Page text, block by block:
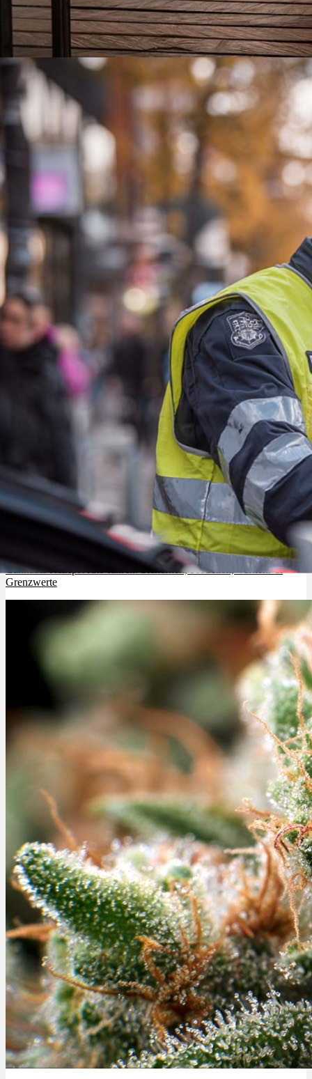
Indica oder Sativa: Alles nur Fake?! Wirkung, Unterschied und 4
Fakten
Cannabis Rezept Auto fahren: Sicherheit, Probezeit, Verkehr &
Grenzwerte